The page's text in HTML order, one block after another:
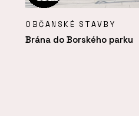
OBČANSKÉ STAVBY
Brána do Borského parku